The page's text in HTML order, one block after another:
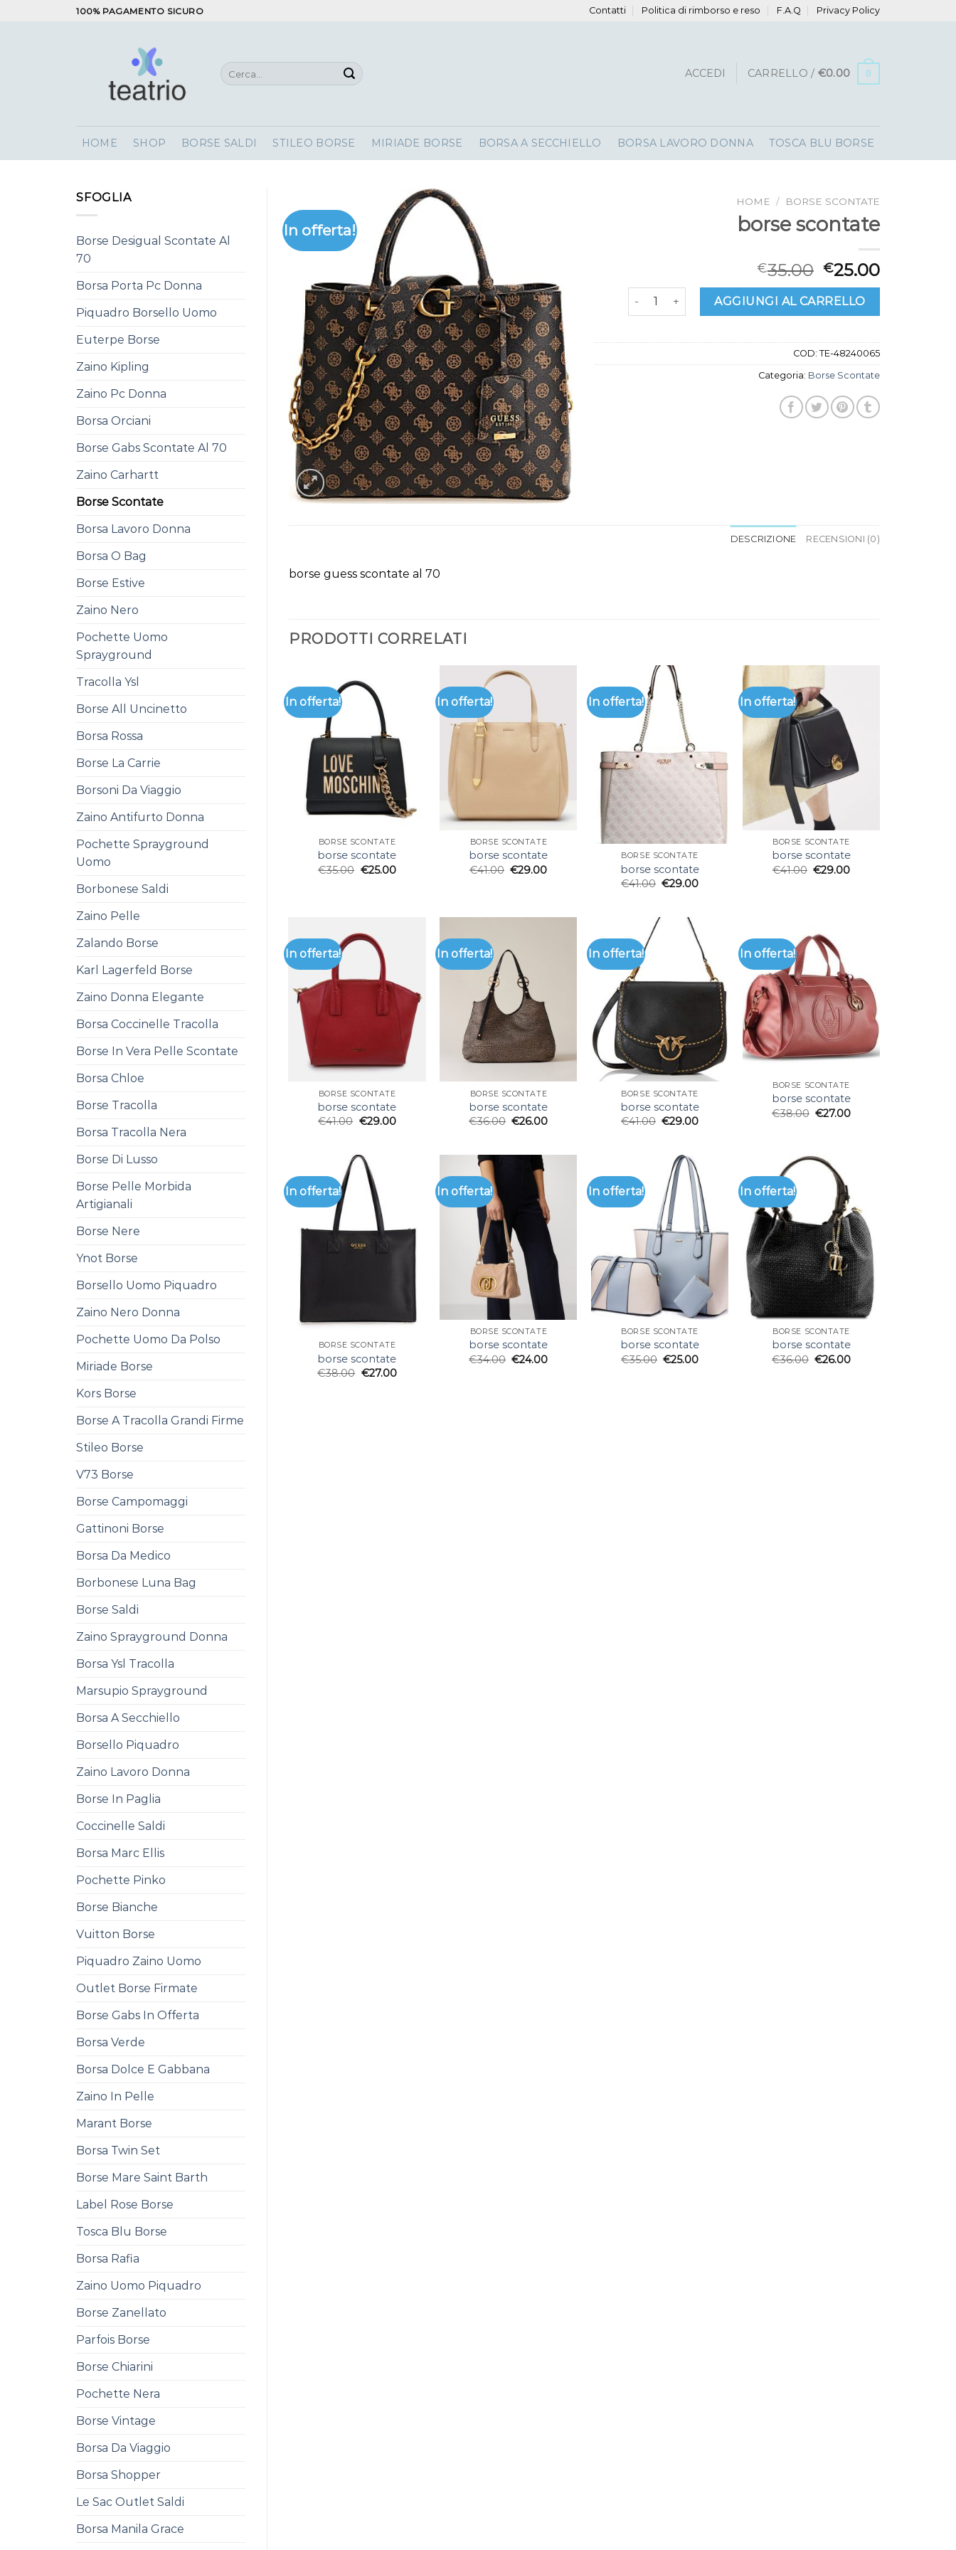
100% PAGAMENTO SICURO Contatti Politica di rimborso e reso F.A.Q Privacy Policy
Cerca: ACCEDI CARRELLO / €0.00 0
HOME SHOP BORSE SALDI STILEO BORSE MIRIADE BORSE BORSA A SECCHIELLO BORSA LAVORO DONNA TOSCA BLU BORSE
SFOGLIA
Borse Desigual Scontate Al
70
Borsa Porta Pc Donna
Piquadro Borsello Uomo
Euterpe Borse
Zaino Kipling
Zaino Pc Donna
Borsa Orciani
Borse Gabs Scontate Al 70
Zaino Carhartt
Borse Scontate
Borsa Lavoro Donna
Borsa O Bag
Borse Estive
Zaino Nero
Pochette Uomo
Sprayground
Tracolla Ysl
Borse All Uncinetto
Borsa Rossa
Borse La Carrie
Borsoni Da Viaggio
Zaino Antifurto Donna
Pochette Sprayground
Uomo
Borbonese Saldi
Zaino Pelle
Zalando Borse
Karl Lagerfeld Borse
Zaino Donna Elegante
Borsa Coccinelle Tracolla
Borse In Vera Pelle Scontate
Borsa Chloe
Borse Tracolla
Borsa Tracolla Nera
Borse Di Lusso
Borse Pelle Morbida
Artigianali
Borse Nere
Ynot Borse
Borsello Uomo Piquadro
Zaino Nero Donna
Pochette Uomo Da Polso
Miriade Borse
Kors Borse
Borse A Tracolla Grandi Firme
Stileo Borse
V73 Borse
Borse Campomaggi
Gattinoni Borse
Borsa Da Medico
Borbonese Luna Bag
Borse Saldi
Zaino Sprayground Donna
Borsa Ysl Tracolla
Marsupio Sprayground
Borsa A Secchiello
Borsello Piquadro
Zaino Lavoro Donna
Borse In Paglia
Coccinelle Saldi
Borsa Marc Ellis
Pochette Pinko
Borse Bianche
Vuitton Borse
Piquadro Zaino Uomo
Outlet Borse Firmate
Borse Gabs In Offerta
Borsa Verde
Borsa Dolce E Gabbana
Zaino In Pelle
Marant Borse
Borsa Twin Set
Borse Mare Saint Barth
Label Rose Borse
Tosca Blu Borse
Borsa Rafia
Zaino Uomo Piquadro
Borse Zanellato
Parfois Borse
Borse Chiarini
Pochette Nera
Borse Vintage
Borsa Da Viaggio
Borsa Shopper
Le Sac Outlet Saldi
Borsa Manila Grace
In offerta!
HOME / BORSE SCONTATE
borse scontate
€35.00 €25.00
borse scontate quantitàAGGIUNGI AL CARRELLO
COD: TE-48240065
Categoria: Borse Scontate
DESCRIZIONE RECENSIONI (0)
borse guess scontate al 70
PRODOTTI CORRELATI
In offerta!
BORSE SCONTATE
borse scontate
€35.00 €25.00
In offerta!
BORSE SCONTATE
borse scontate
€41.00 €29.00
In offerta!
BORSE SCONTATE
borse scontate
€41.00 €29.00
In offerta!
BORSE SCONTATE
borse scontate
€41.00 €29.00
In offerta!
BORSE SCONTATE
borse scontate
€41.00 €29.00
In offerta!
BORSE SCONTATE
borse scontate
€36.00 €26.00
In offerta!
BORSE SCONTATE
borse scontate
€41.00 €29.00
In offerta!
BORSE SCONTATE
borse scontate
€38.00 €27.00
In offerta!
BORSE SCONTATE
borse scontate
€38.00 €27.00
In offerta!
BORSE SCONTATE
borse scontate
€34.00 €24.00
In offerta!
BORSE SCONTATE
borse scontate
€35.00 €25.00
In offerta!
BORSE SCONTATE
borse scontate
€36.00 €26.00